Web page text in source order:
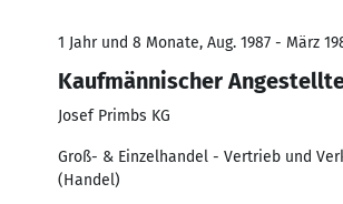
1 Jahr und 8 Monate, Aug. 1987 - März
Kaufmännischer
Josef Primbs KG
Groß- & Einzelhandel - Vertrieb und
(Handel)